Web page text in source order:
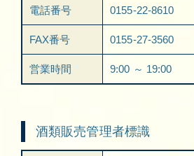
電話番号 0155-22-8610
FAX番号 0155-27-3560
営業時間 9:00 ～ 19:00
酒類販売管理者標識